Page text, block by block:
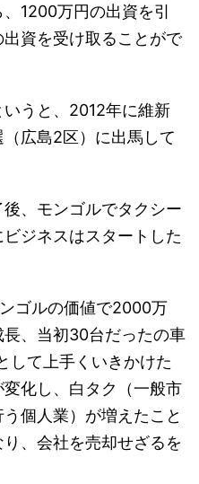
1200万円の出資を引
資を受け取ることがで
うと、2012年に維新
広島2区）に出馬して
、モンゴルでタクシー
ジネスはスタートした
ゴルの価値で2000万
、当初30台だったの車
して上手くいきかけた
化し、白タク（一般市
個人業）が増えたこと
、会社を売却せざるを